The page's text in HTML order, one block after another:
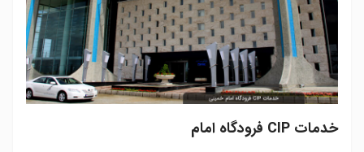
خدمات CIP فرودگاه امام